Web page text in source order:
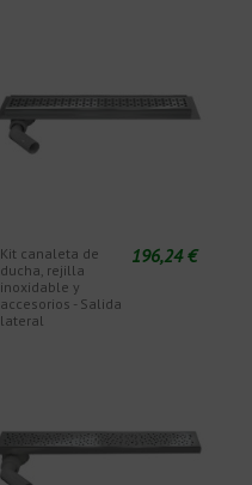
Kit canaleta de
ducha, rejilla
inoxidable y
accesorios - Salida
lateral
196,24 €